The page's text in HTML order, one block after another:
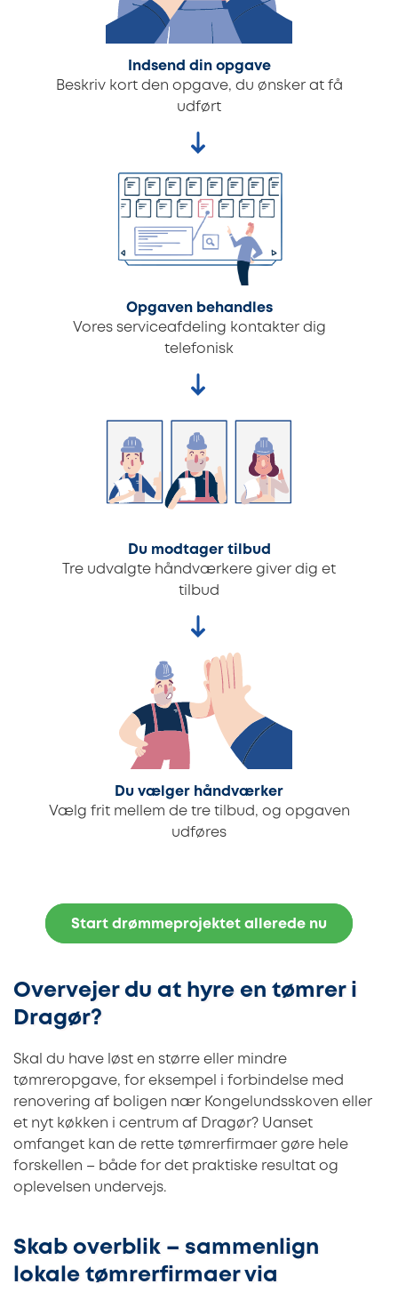
Indsend din opgave
Beskriv kort den opgave, du ønsker at få
udført
Opgaven behandles
Vores serviceafdeling kontakter dig
telefonisk
Du modtager tilbud
Tre udvalgte håndværkere giver dig et
tilbud
Du vælger håndværker
Vælg frit mellem de tre tilbud, og opgaven
udføres
Start drømmeprojektet allerede nu
Overvejer du at hyre en tømrer i
Dragør?
Skal du have løst en større eller mindre
tømreropgave, for eksempel i forbindelse med
renovering af boligen nær Kongelundsskoven eller
et nyt køkken i centrum af Dragør? Uanset
omfanget kan de rette tømrerfirmaer gøre hele
forskellen – både for det praktiske resultat og
oplevelsen undervejs.
Skab overblik – sammenlign
lokale tømrerfirmaer via